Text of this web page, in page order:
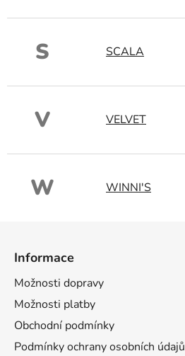
S SCALA
V VELVET
W WINNI'S
Informace
Možnosti dopravy
Možnosti platby
Obchodní podmínky
Podmínky ochrany osobních údajů